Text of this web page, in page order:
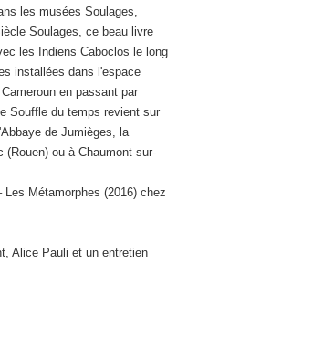
les musées Soulages,
Soulages, ce beau livre
les Indiens Caboclos le long
installées dans l'espace
en passant par
Souffle du temps revient sur
de Jumièges, la
(Rouen) ou à Chaumont-sur-
Métamorphes (2016) chez
Alice Pauli et un entretien